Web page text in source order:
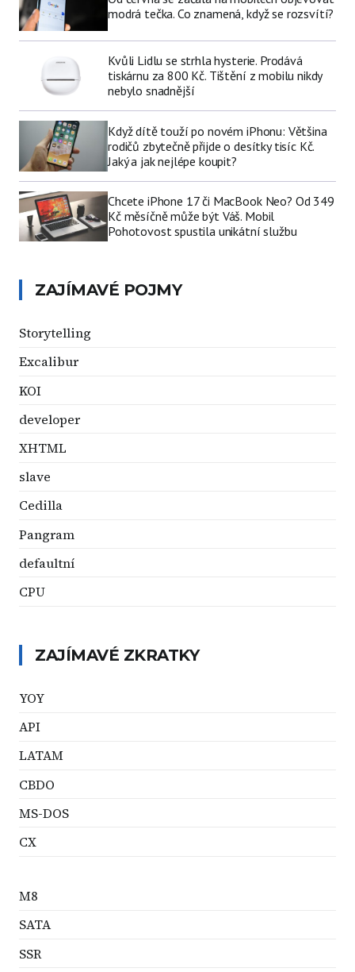
modrá tečka. Co znamená, když se rozsvítí?
Kvůli Lidlu se strhla hysterie. Prodává
tiskárnu za 800 Kč. Tištění z mobilu nikdy
nebylo snadnější
Když dítě touží po novém iPhonu: Většina
rodičů zbytečně přijde o desítky tisíc Kč.
Jaký a jak nejlépe koupit?
Chcete iPhone 17 či MacBook Neo? Od 349
Kč měsíčně může být Váš. Mobil
Pohotovost spustila unikátní službu
ZAJÍMAVÉ POJMY
Storytelling
Excalibur
KOI
developer
XHTML
slave
Cedilla
Pangram
defaultní
CPU
ZAJÍMAVÉ ZKRATKY
YOY
API
LATAM
CBDO
MS-DOS
CX
M8
SATA
SSR